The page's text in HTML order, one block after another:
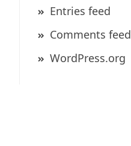
Entries feed
Comments feed
WordPress.org